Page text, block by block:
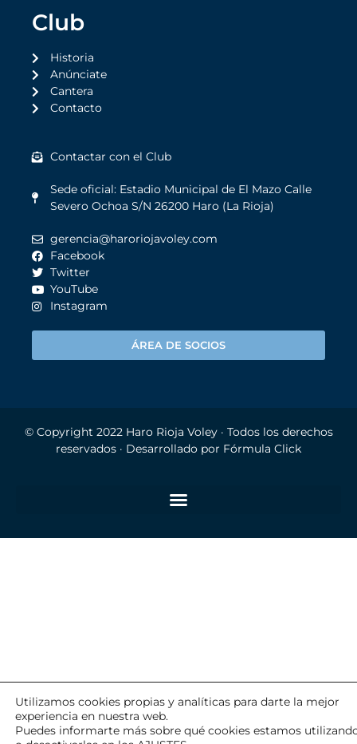
Club
Historia
Anúnciate
Cantera
Contacto
Contactar con el Club
Sede oficial: Estadio Municipal de El Mazo Calle
Severo Ochoa S/N 26200 Haro (La Rioja)
gerencia@haroriojavoley.com
Facebook
Twitter
YouTube
Instagram
ÁREA DE SOCIOS
© Copyright 2022 Haro Rioja Voley· Todos los derechos
reservados · Desarrollado por Fórmula Click
Utilizamos cookies propias y analíticas para darte la mejor
experiencia en nuestra web.
Puedes informarte más sobre qué cookies estamos